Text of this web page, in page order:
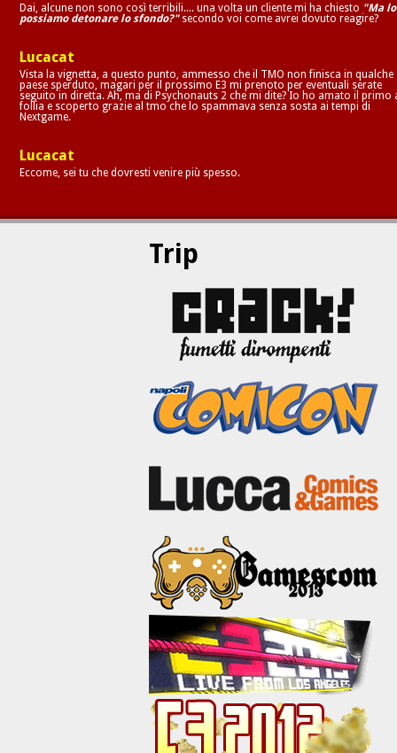
Dai, alcune non sono così terribili.... una volta un cliente mi ha chiesto "Ma lo
possiamo detonare lo sfondo?"secondo voi come avrei dovuto reagire?
Lucacat
Vista la vignetta, a questo punto, ammesso che il TMO non finisca in qualche
paese sperduto, magari per il prossimo E3 mi prenoto per eventuali serate
seguito in diretta. Ah, ma di Psychonauts 2 che mi dite? Io ho amato il primo
follia e scoperto grazie al tmo che lo spammava senza sosta ai tempi di
Nextgame.
Lucacat
Eccome, sei tu che dovresti venire più spesso.
Trip